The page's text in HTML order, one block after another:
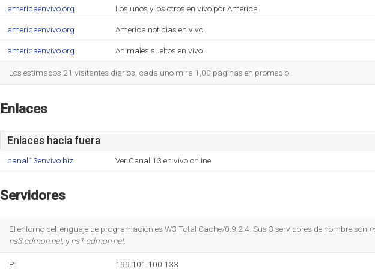
americaenvivo.org Los unos y los otros en vivo por America
americaenvivo.org America noticias en vivo
americaenvivo.org Animales sueltos en vivo
Los estimados 21 visitantes diarios, cada uno mira 1,00 páginas en promedio.
Enlaces
Enlaces hacia fuera
canal13envivo.biz Ver Canal 13 en vivo online
Servidores
El entorno del lenguaje de programación es W3 Total Cache/0.9.2.4. Sus 3 servidores de nombre son
ns3.cdmon.net, y ns1.cdmon.net.
IP: 199.101.100.133